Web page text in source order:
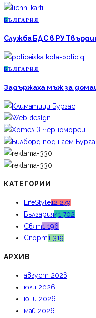
Б ЪЛГАРИЯ
Служба БДС в РУ
Б ЪЛГАРИЯ
Задържаха мъж за
КАТЕГОРИИ
LifeStyle12 279
България41 702
Свят1 196
Спорт1 319
АРХИВ
август 2026
юли 2026
юни 2026
май 2026